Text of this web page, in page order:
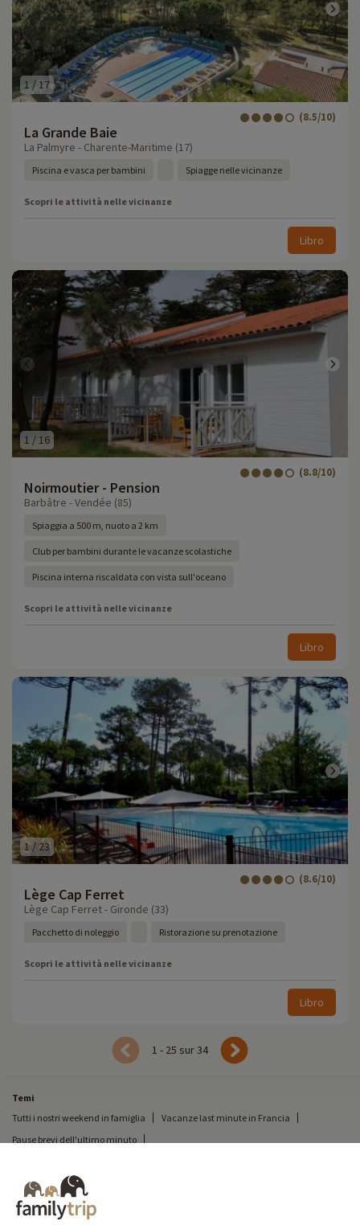
1 /17
La Grande Baie
(8.5/10)
La Palmyre - Charente-Maritime (17)
Piscina e vasca per bambini Spiagge nelle vicinanze
Scopri le attività nelle vicinanze
Libro
1 / 16
Noirmoutier - Pension
(8.8/10)
Barbâtre - Vendée (85)
Spiaggia a 500 m, nuoto a 2 km
Club per bambini durante le vacanze scolastiche
Piscina interna riscaldata con vista sull'oceano
Scopri le attività nelle vicinanze
Libro
1 / 23
Lège Cap Ferret
(8.6/10)
Lège Cap Ferret - Gironde (33)
Pacchetto di noleggio Ristorazione su prenotazione
Scopri le attività nelle vicinanze
Libro
1 - 25 sur 34
Temi
Tutti i nostri weekend in famiglia
Vacanze last minute in Francia
Pause brevi dell'ultimo minuto
Vacanze in campeggio in Francia
Destinazioni